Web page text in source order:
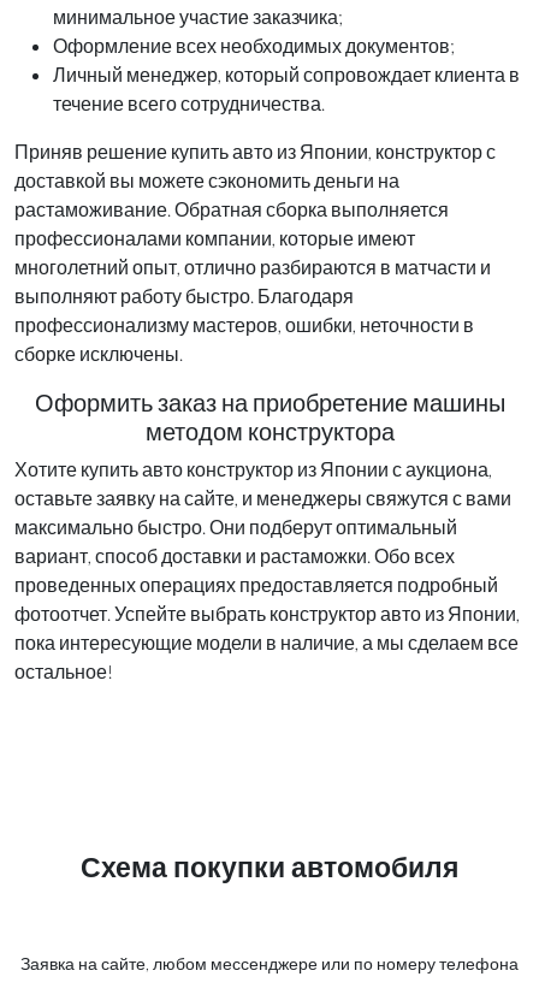
минимальное участие заказчика;
Оформление всех необходимых документов;
Личный менеджер, который сопровождает клиента в
течение всего сотрудничества.
Приняв решение купить авто из Японии, конструктор с
доставкой вы можете сэкономить деньги на
растаможивание. Обратная сборка выполняется
профессионалами компании, которые имеют
многолетний опыт, отлично разбираются в матчасти и
выполняют работу быстро. Благодаря
профессионализму мастеров, ошибки, неточности в
сборке исключены.
Оформить заказ на приобретение машины
методом конструктора
Хотите купить авто конструктор из Японии с аукциона,
оставьте заявку на сайте, и менеджеры свяжутся с вами
максимально быстро. Они подберут оптимальный
вариант, способ доставки и растаможки. Обо всех
проведенных операциях предоставляется подробный
фотоотчет. Успейте выбрать конструктор авто из Японии,
пока интересующие модели в наличие, а мы сделаем все
остальное!
Схема покупки автомобиля
Заявка на сайте, любом мессенджере или по номеру телефона